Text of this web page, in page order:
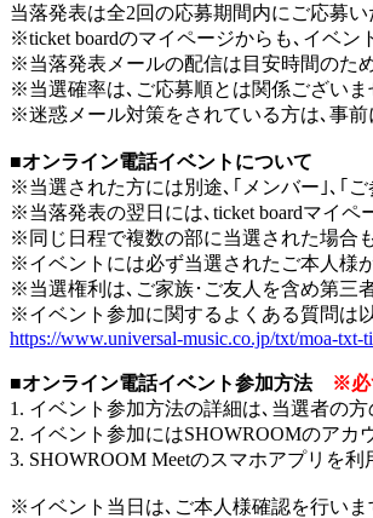
当落発表は全2回の応募期間内にご応募
※ticket boardのマイページからも､イベン
※当落発表メールの配信は目安時間のた
※当選確率は､ご応募順とは関係ございま
※迷惑メール対策をされている方は､事前
■オンライン電話イベントについて
※当選された方には別途､｢メンバー｣､｢
※当落発表の翌日には､ticket boardマイペ
※同じ日程で複数の部に当選された場合
※イベントには必ず当選されたご本人様
※当選権利は､ご家族･ご友人を含め第三
※イベント参加に関するよくある質問は
https://www.universal-music.co.jp/txt/moa-txt-
■オンライン電話イベント参加方法
※必
1. イベント参加方法の詳細は､当選者の
2. イベント参加にはSHOWROOMのアカ
3. SHOWROOM Meetのスマホアプリを
※イベント当日は､ご本人様確認を行いま